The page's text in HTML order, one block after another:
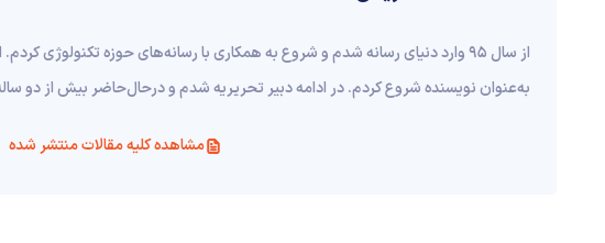
به‌عنوان نویسنده شروع کردم. در ادامه دبیر تحریریه شدم و درحال‌حاضر بیش از دو
مشاهده کلیه مقالات منتشر شده